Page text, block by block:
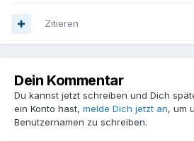
Zitieren
Dein Kommentar
Du kannst jetzt schreiben und Dich
ein Konto hast, melde Dich jetzt an, um
Benutzernamen zu schreiben.